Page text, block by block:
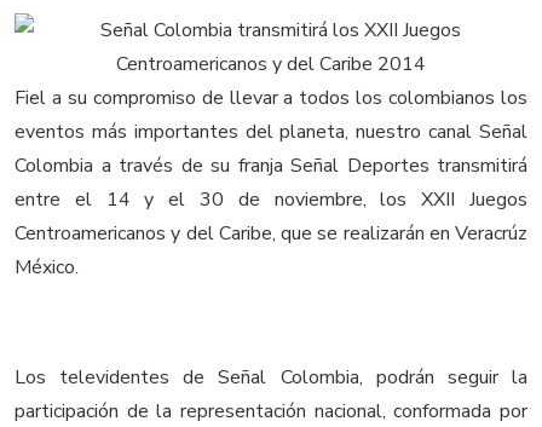
Fiel a su compromiso de llevar a todos los colombianos los
eventos más importantes del planeta, nuestro canal Señal
Colombia a través de su franja Señal Deportes transmitirá
entre el 14 y el 30 de noviembre, los XXII Juegos
Centroamericanos y del Caribe, que se realizarán en Veracrúz
México.
Los televidentes de Señal Colombia, podrán seguir la
participación de la representación nacional, conformada por